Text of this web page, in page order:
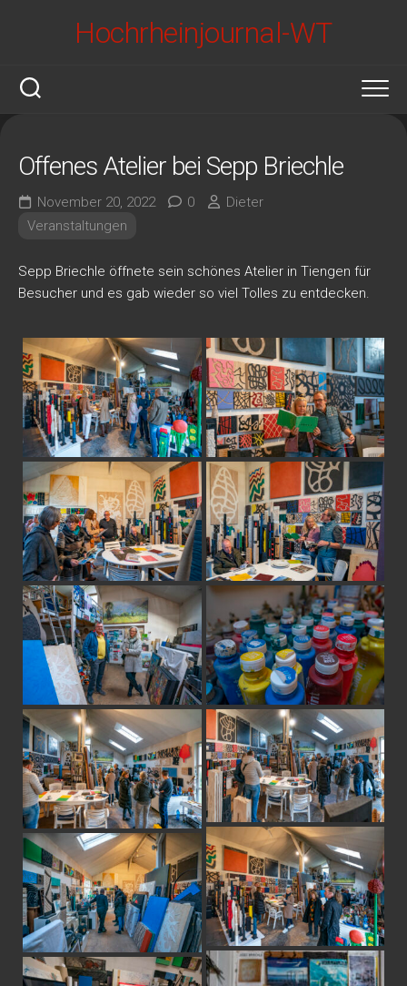
Hochrheinjournal-WT
Offenes Atelier bei Sepp Briechle
November 20, 2022 0
Dieter
Veranstaltungen
Sepp Briechle öffnete sein schönes Atelier in Tiengen für
Besucher und es gab wieder so viel Tolles zu entdecken.